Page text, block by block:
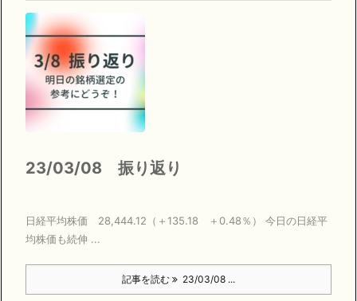
23/03/08 振り返り
日経平均株価 28,444.12（＋135.18 ＋0.48％） 今日の日経平
均株価も続伸 ...
記事を読む 23/03/08 ...